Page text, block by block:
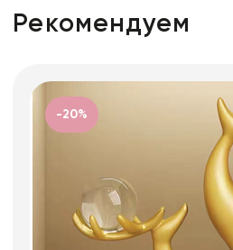
Рекомендуем
-20%